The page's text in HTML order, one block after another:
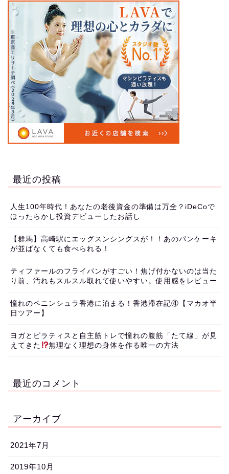
最近の投稿
人生100年時代！あなたの老後資金の準備は万全？iDeCoで
ほったらかし投資デビューしたお話し
【群馬】高崎駅にエッグスンシングスが！！あのパンケーキ
が並ばなくても食べられる！
ティファールのフライパンがすごい！焦げ付かないのは当た
り前、汚れもスルスル取れて使いやすい。使用感をレビュー
憧れのペニンシュラ香港に泊まる！香港滞在記④【マカオ半
日ツアー】
ヨガとピラティスと自主筋トレで憧れの腹筋「たて線」が見
えてきた
無理なく理想の身体を作る唯一の方法
最近のコメント
アーカイブ
2021年7月
2019年10月